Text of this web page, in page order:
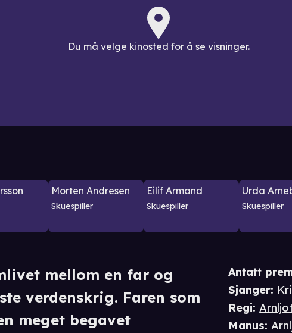
Du må velge kinosted for å se visninger.
Morten Andresen
Skuespiller
Eilif Armand
Skuespiller
Urda
Skuespiller
Antatt
Sjanger:
Regi:
Manus:
mellom en far og
verdenskrig. Faren som
meget begavet